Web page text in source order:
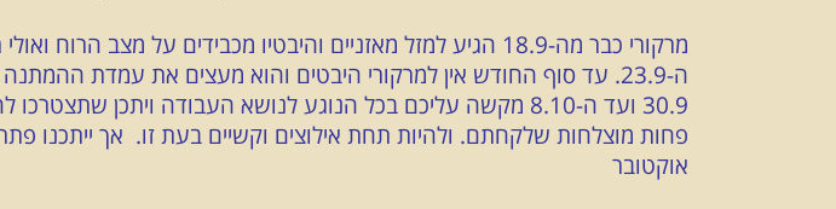
מרקורי כבר מה-18.9 הגיע למזל מאזניים והיבטיו מכבידים על מצב
ה-23.9. עד סוף החודש אין למרקורי היבטים והוא מעצים את עמדת
30.9 ועד ה-8.10 מקשה עליכם בכל הנוגע לנושא העבודה ויתכן
פחות מוצלחות שלקחתם. ולהיות תחת אילוצים וקשיים בעת זו. אך ייתכנו
אוקטובר